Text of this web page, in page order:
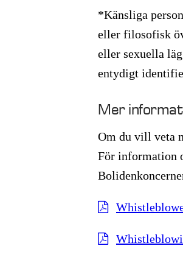
*Känsliga
eller filosofisk
eller sexuella
entydigt
Mer
Om du vill veta
För information